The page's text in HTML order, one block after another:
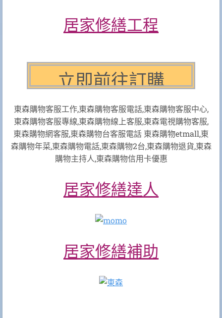
居家修繕工程
東森購物客服工作,東森購物客服電話,東森購物客服中心,
東森購物客服專線,東森購物線上客服,東森電視購物客服,
東森購物網客服,東森購物台客服電話 東森購物etmall,東
森購物年菜,東森購物電話,東森購物2台,東森購物退貨,東森
購物主持人,東森購物信用卡優惠
居家修繕達人
居家修繕補助